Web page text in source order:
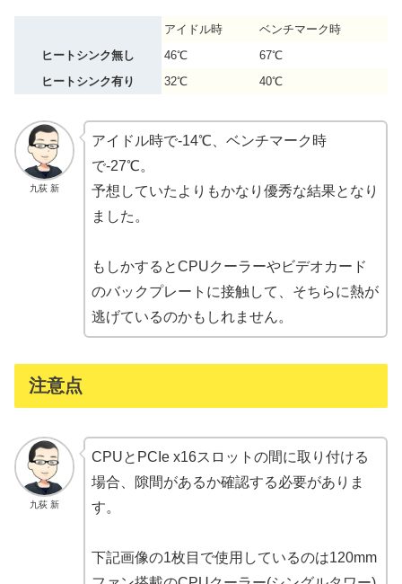
アイドル時
ベンチマーク時
ヒートシンク無し
46℃
67℃
ヒートシンク有り
32℃ 40℃
九荻 新
アイドル時で-14℃、ベンチマーク時
で-27℃。
予想していたよりもかなり優秀な結果となり
ました。
もしかするとCPUクーラーやビデオカード
のバックプレートに接触して、そちらに熱が
逃げているのかもしれません。
注意点
九荻 新
CPUとPCIe x16スロットの間に取り付ける
場合、隙間があるか確認する必要がありま
す。
下記画像の1枚目で使用しているのは120mm